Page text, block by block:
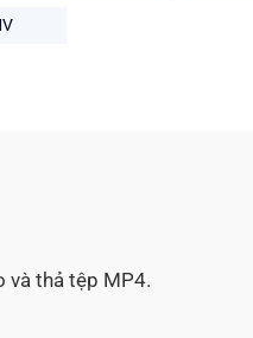
và thả tệp MP4.